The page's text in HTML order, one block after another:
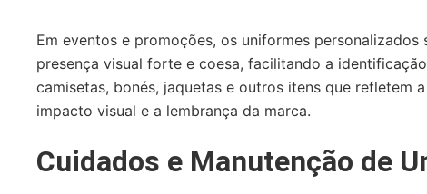
Em eventos e promoções, os uniformes
presença visual forte e coesa, facilitando a
camisetas, bonés, jaquetas e outros itens que refletem
impacto visual e a lembrança da marca.
Cuidados e Manutenção de